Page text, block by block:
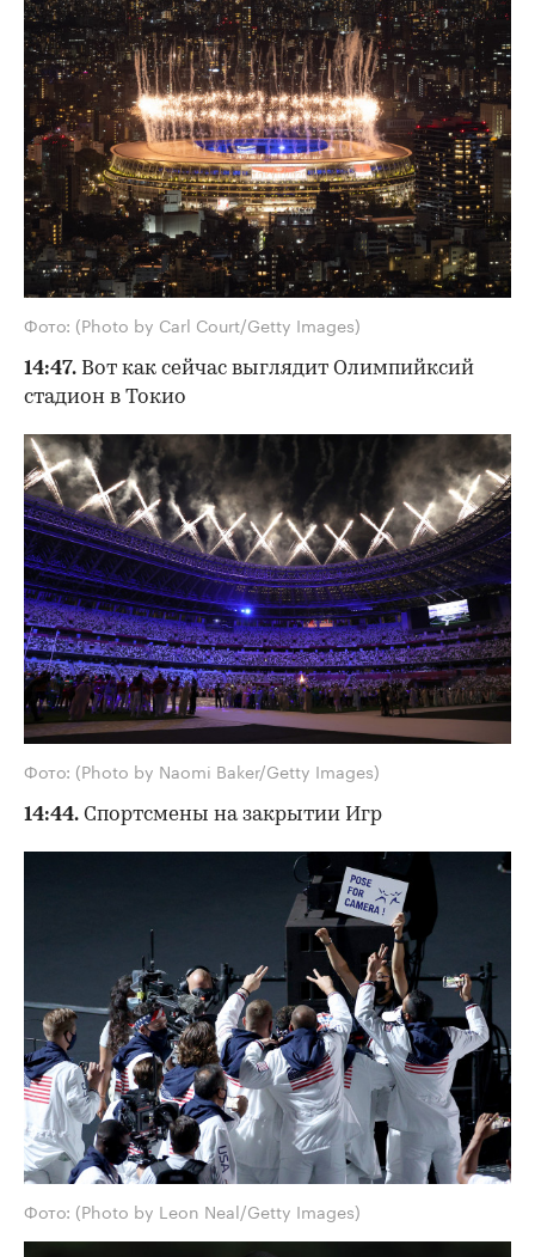
Фото: (Photo by Carl Court/Getty Images)
14:47. Вот как сейчас выглядит Олимпийксий
стадион в Токио
Фото: (Photo by Naomi Baker/Getty Images)
14:44. Спортсмены на закрытии Игр
Фото: (Photo by Leon Neal/Getty Images)